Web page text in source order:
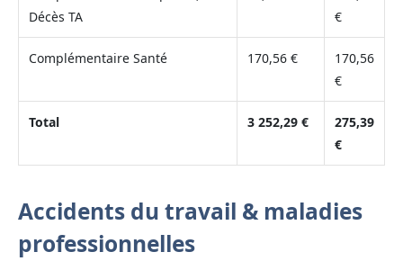
Décès TA
€
Complémentaire Santé 170,56 €
170,56
€
Total 3 252,29 €
275,39
€
Accidents du travail & maladies
professionnelles